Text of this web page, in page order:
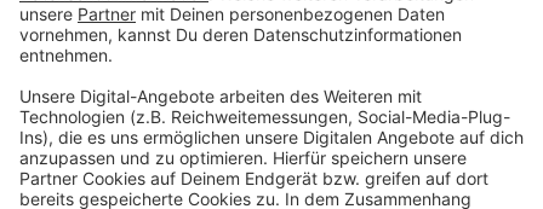
So haben wir schon berichtet
Mehr News aus der Stadt